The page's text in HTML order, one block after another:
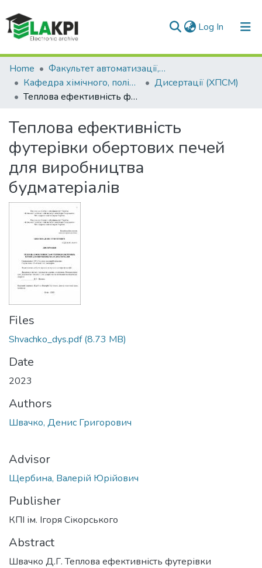
Log In (current)
Statistics
Home
Факультет автоматизації, промислової інженерії та екології (ФАПІЕ)
Кафедра хімічного, полімерного та силікатного машинобудування (ХПСМ)
Дисертації (ХПСМ)
Теплова ефективність футерівки обертових печей для виробництва будматеріалів
Теплова ефективність
футерівки обертових печей
для виробництва
будматеріалів
Files
Shvachko_dys.pdf(8.73 MB)
Date
2023
Authors
Швачко, Денис Григорович
Advisor
Щербина, Валерій Юрійович
Publisher
КПІ ім. Ігоря Сікорського
Abstract
Швачко Д.Г. Теплова ефективність футерівки